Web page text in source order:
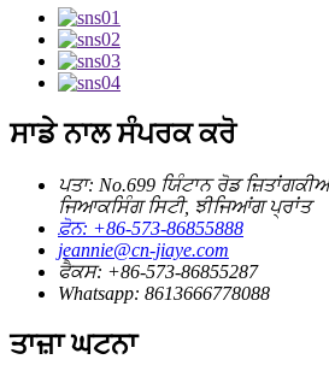
ਸਾਡੇ ਨਾਲ ਸੰਪਰਕ ਕਰੋ
ਪਤਾ: No.699 ਯਿੰਟਾਨ ਰੋਡ
ਜਿਆਕਸਿੰਗ ਸਿਟੀ, ਝੀਜਿਆਂਗ ਪ੍ਰਾਂਤ
ਫ਼ੋਨ: +86-573-86855888
jeannie@cn-jiaye.com
ਫੈਕਸ: +86-573-86855287
Whatsapp: 8613666778088
ਤਾਜ਼ਾ ਘਟਨਾ